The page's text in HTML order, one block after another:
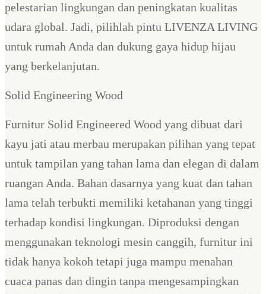
pelestarian lingkungan dan peningkatan kualitas
udara global. Jadi, pilihlah pintu LIVENZA LIVING
untuk rumah Anda dan dukung gaya hidup hijau
yang berkelanjutan.
Solid Engineering Wood
Furnitur Solid Engineered Wood yang dibuat dari
kayu jati atau merbau merupakan pilihan yang tepat
untuk tampilan yang tahan lama dan elegan di dalam
ruangan Anda. Bahan dasarnya yang kuat dan tahan
lama telah terbukti memiliki ketahanan yang tinggi
terhadap kondisi lingkungan. Diproduksi dengan
menggunakan teknologi mesin canggih, furnitur ini
tidak hanya kokoh tetapi juga mampu menahan
cuaca panas dan dingin tanpa mengesampingkan